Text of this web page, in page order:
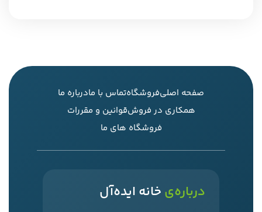
صفحه اصلیفروشگاهتماس با مادرباره ما
همکاری در فروشقوانین و مقررات
فروشگاه های ما
درباره‌ی خانه ایده‌آل